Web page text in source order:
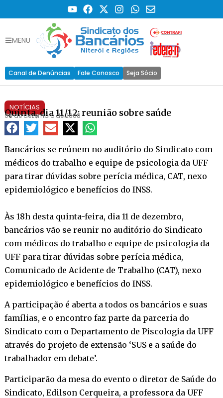
MENU
Canal de Denúncias Fale Conosco Seja Sócio
NOTÍCIAS
Quinta, dia 11/12: reunião sobre saúde
08 de dezembro de 2008
Bancários se reúnem no auditório do Sindicato com
médicos do trabalho e equipe de psicologia da UFF
para tirar dúvidas sobre perícia médica, CAT, nexo
epidemiológico e benefícios do INSS.
Às 18h desta quinta-feira, dia 11 de dezembro,
bancários vão se reunir no auditório do Sindicato
com médicos do trabalho e equipe de psicologia da
UFF para tirar dúvidas sobre perícia médica,
Comunicado de Acidente de Trabalho (CAT), nexo
epidemiológico e benefícios do INSS.
A participação é aberta a todos os bancários e suas
famílias, e o encontro faz parte da parceria do
Sindicato com o Departamento de Piscologia da UFF
através do projeto de extensão ‘SUS e a saúde do
trabalhador em debate’.
Participarão da mesa do evento o diretor de Saúde do
Sindicato, Edilson Cerqueira, a professora da UFF